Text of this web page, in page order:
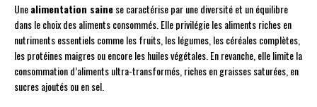
Unealimentation sainese caractérise par une diversité et un équilibre
dans le choix des aliments consommés. Elle privilégie les aliments riches en
nutriments essentiels comme les fruits, les légumes, les céréales complètes,
les protéines maigres ou encore les huiles végétales. En revanche, elle limite la
consommation d’aliments ultra-transformés, riches en graisses saturées, en
sucres ajoutés ou en sel.